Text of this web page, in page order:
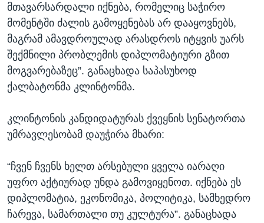
მთავარსარდალი იქნება, რომელიც საჭირო
მომენტში ძალის გამოყენებას არ დააყოვნებს,
მაგრამ ამავდროულად არასდროს იტყვის უარს
შექმნილი პრობლემის დიპლომატიური გზით
მოგვარებაზეც”. განაცხადა საპასუხოდ
ქალბატონმა კლინტონმა.
კლინტონის კანდიდატურას ქვეყნის სენატორთა
უმრავლესობამ დაუჭირა მხარი:
“ჩვენ ჩვენს ხელთ არსებული ყველა იარაღი
უფრო აქტიურად უნდა გამოვიყენოთ. იქნება ეს
დიპლომატია, ეკონომიკა, პოლიტიკა, სამხედრო
ჩარევა, სამართალი თუ კულტურა”. განაცხადა